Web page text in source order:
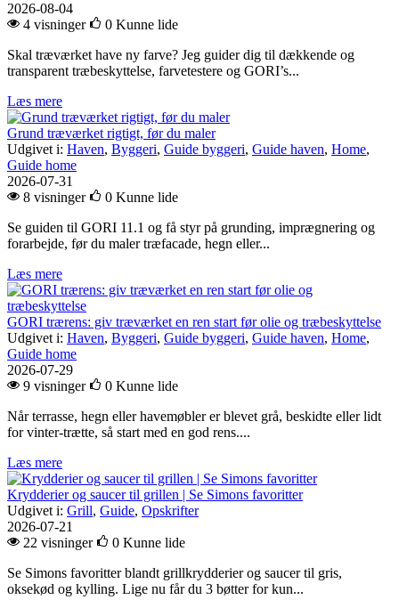
2026-08-04
4 visninger
0 Kunne lide
Skal træværket have ny farve? Jeg guider dig til dækkende og
transparent træbeskyttelse, farvetestere og GORI’s...
Læs mere
Grund træværket rigtigt, før du maler
Udgivet i: Haven, Byggeri, Guide byggeri, Guide haven, Home,
Guide home
2026-07-31
8 visninger
0 Kunne lide
Se guiden til GORI 11.1 og få styr på grunding, imprægnering og
forarbejde, før du maler træfacade, hegn eller...
Læs mere
GORI trærens: giv træværket en ren start før olie og træbeskyttelse
Udgivet i: Haven, Byggeri, Guide byggeri, Guide haven, Home,
Guide home
2026-07-29
9 visninger
0 Kunne lide
Når terrasse, hegn eller havemøbler er blevet grå, beskidte eller lidt
for vinter-trætte, så start med en god rens....
Læs mere
Krydderier og saucer til grillen | Se Simons favoritter
Udgivet i: Grill, Guide, Opskrifter
2026-07-21
22 visninger
0 Kunne lide
Se Simons favoritter blandt grillkrydderier og saucer til gris,
oksekød og kylling. Lige nu får du 3 bøtter for kun...